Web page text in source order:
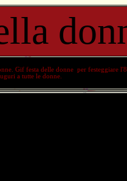
. Gif festa delle donneper festeggiare l'8
a tutte le donne.